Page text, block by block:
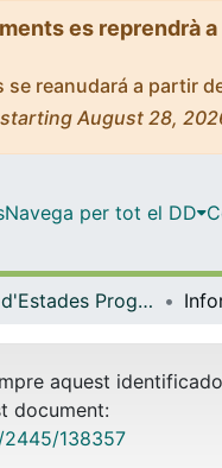
es reprendrà
reanudará a partir
August 28,
Navega per tot el DD
Informes d'Estades Programa ERASMUS - PAS de la UB (CRAI-UB)
aquest
document:
138357